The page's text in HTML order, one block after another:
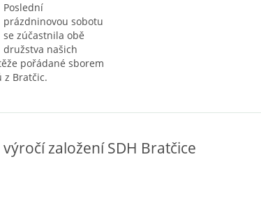
Poslední
prázdninovou sobotu
se zúčastnila obě
družstva našich
pořádané sborem
z Bratčic.
založení SDH Bratčice